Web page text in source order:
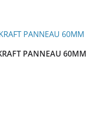
PANNEAU 60MM